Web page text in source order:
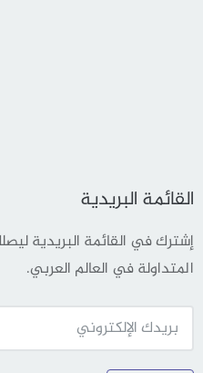
القائمة البريدية
إشترك في القائمة البريدية
المتداولة في العالم العربي.